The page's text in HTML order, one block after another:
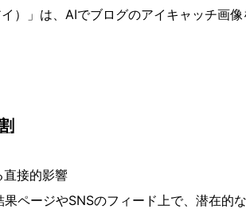
イ）」は、AIでブログのアイキャッチ画
接的影響
ページやSNSのフィード上で、潜在的